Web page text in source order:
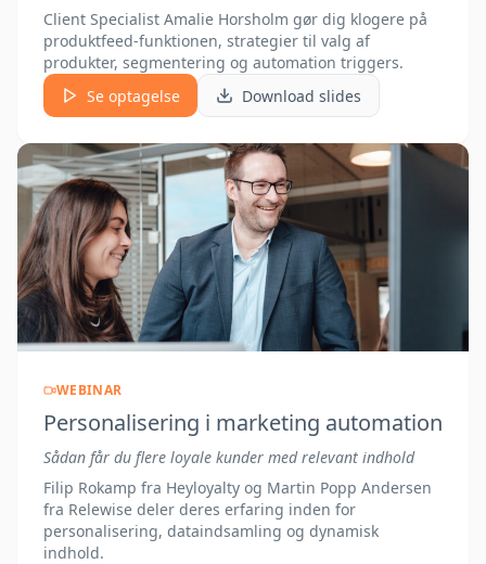
Client Specialist Amalie Horsholm gør dig klogere på
produktfeed-funktionen, strategier til valg af
produkter, segmentering og automation triggers.
Se optagelse
Download slides
WEBINAR
Personalisering i marketing automation
Sådan får du flere loyale kunder med relevant indhold
Filip Rokamp fra Heyloyalty og Martin Popp Andersen
fra Relewise deler deres erfaring inden for
personalisering, dataindsamling og dynamisk
indhold.